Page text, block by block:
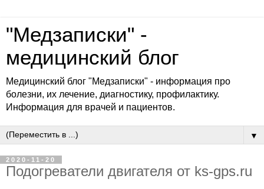
"Медзаписки" -
медицинский блог
Медицинский блог "Медзаписки" - информация про
болезни, их лечение, диагностику, профилактику.
Информация для врачей и пациентов.
▼
2020-11-20
Подогреватели двигателя от ks-gps.ru